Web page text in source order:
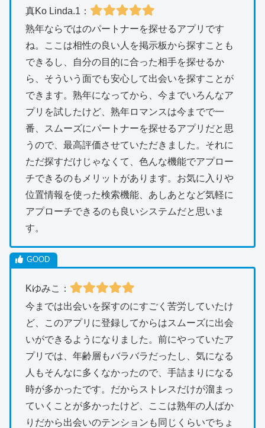
真Ko Linda.1：
熟年ならではのパートナーを探せるアプリです
ね。ここは相性の良い人を掲示板から探すことも
できるし、自分の目的に合った相手を探せるか
ら、そういう面でも安心して出会いを探すことが
できます。熟年になってから、今までいろんなア
プリを試したけど、熟年ロマンスは今までで一
番、スムーズにパートナーを探せるアプリだと思
うので、最高評価させていただきました。それに
ただ探すだけじゃなくて、色んな機能でアプロー
チできるのもメリットがあります。お気に入りや
位置情報を使った検索機能、あしあとなど気軽に
アプローチできるのも良いシステムだと思いま
す。
Kゆみこ：
今までは出会いを探すのにすごく苦労していたけ
ど、このアプリに登録してからはスムーズに出会
いができるようになりました。前にやっていたア
プリでは、年齢層もバラバラだったし、気になる
人もそんなに多くなかったので、手詰まりになる
時が多かったです。だからストレスだけが溜まっ
ていくことが多かったけど、ここは熟年の人ばか
りだから出会いのテンションも同じくらいでちょ